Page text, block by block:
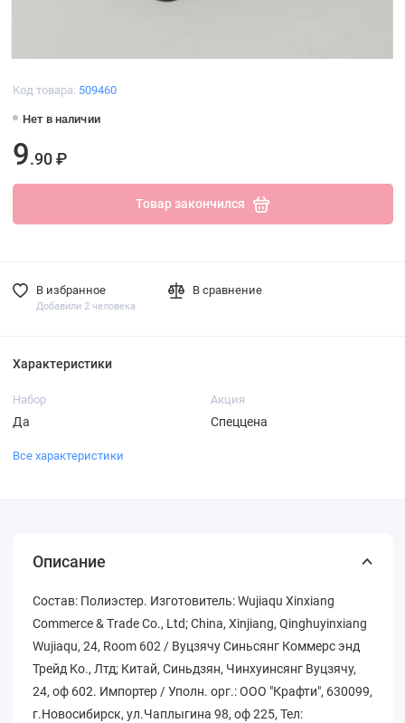
Код товара: 509460
Нет в наличии
9.90 ₽
Товар закончился
В избранное
Добавили 2 человека
В сравнение
Характеристики
Набор
Да
Акция
Спеццена
Все характеристики
Описание
Состав: Полиэстер. Изготовитель: Wujiaqu Xinxiang
Commerce & Trade Co., Ltd; China, Xinjiang, Qinghuyinxiang
Wujiaqu, 24, Room 602 / Вуцзячу Синьсянг Коммерс энд
Трейд Ко., Лтд; Китай, Синьдзян, Чинхуинсянг Вуцзячу,
24, оф 602. Импортер / Уполн. орг.: ООО "Крафти", 630099,
г.Новосибирск, ул.Чаплыгина 98, оф 225, Тел: